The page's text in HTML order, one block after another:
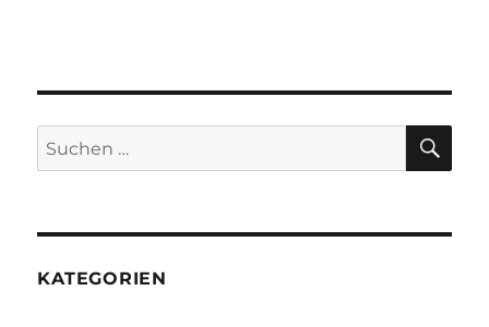
Suchen
nach:
KATEGORIEN